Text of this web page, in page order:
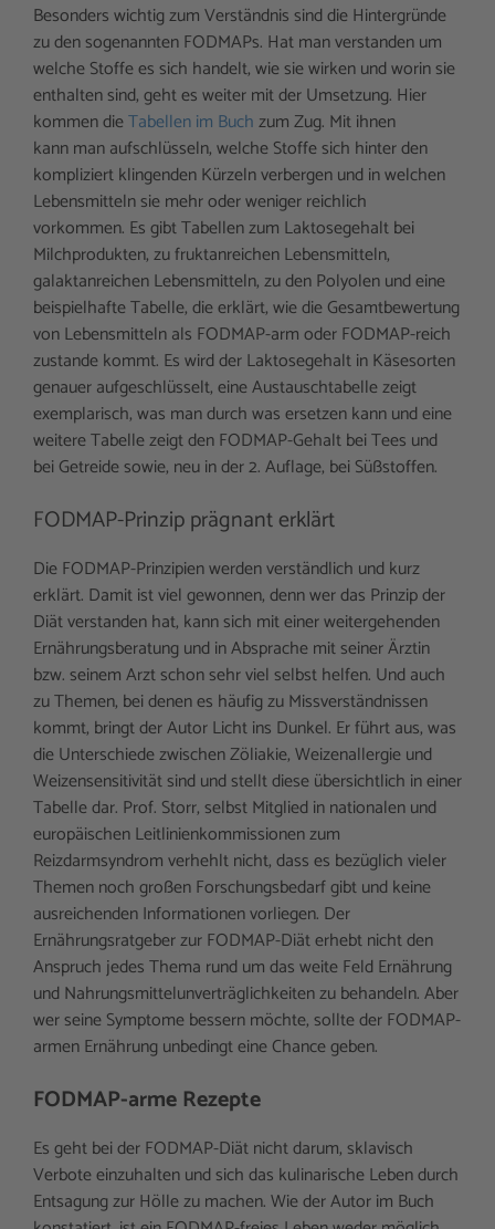
Besonders wichtig zum Verständnis sind die Hintergründe
zu den sogenannten FODMAPs. Hat man verstanden um
welche Stoffe es sich handelt, wie sie wirken und worin sie
enthalten sind, geht es weiter mit der Umsetzung. Hier
kommen dieTabellen im Buchzum Zug. Mit ihnen
kann man aufschlüsseln, welche Stoffe sich hinter den
kompliziert klingenden Kürzeln verbergen und in welchen
Lebensmitteln sie mehr oder weniger reichlich
vorkommen. Es gibt Tabellen zum Laktosegehalt bei
Milchprodukten, zu fruktanreichen Lebensmitteln,
galaktanreichen Lebensmitteln, zu den Polyolen und eine
beispielhafte Tabelle, die erklärt, wie die Gesamtbewertung
von Lebensmitteln als FODMAP-arm oder FODMAP-reich
zustande kommt. Es wird der Laktosegehalt in Käsesorten
genauer aufgeschlüsselt, eine Austauschtabelle zeigt
exemplarisch, was man durch was ersetzen kann und eine
weitere Tabelle zeigt den FODMAP-Gehalt bei Tees und
bei Getreide sowie, neu in der 2. Auflage, bei Süßstoffen.
FODMAP-Prinzip prägnant erklärt
Die FODMAP-Prinzipien werden verständlich und kurz
erklärt. Damit ist viel gewonnen, denn wer das Prinzip der
Diät verstanden hat, kann sich mit einer weitergehenden
Ernährungsberatung und in Absprache mit seiner Ärztin
bzw. seinem Arzt schon sehr viel selbst helfen. Und auch
zu Themen, bei denen es häufig zu Missverständnissen
kommt, bringt der Autor Licht ins Dunkel. Er führt aus, was
die Unterschiede zwischen Zöliakie, Weizenallergie und
Weizensensitivität sind und stellt diese übersichtlich in einer
Tabelle dar. Prof. Storr, selbst Mitglied in nationalen und
europäischen Leitlinienkommissionen zum
Reizdarmsyndrom verhehlt nicht, dass es bezüglich vieler
Themen noch großen Forschungsbedarf gibt und keine
ausreichenden Informationen vorliegen. Der
Ernährungsratgeber zur FODMAP-Diät erhebt nicht den
Anspruch jedes Thema rund um das weite Feld Ernährung
und Nahrungsmittelunverträglichkeiten zu behandeln. Aber
wer seine Symptome bessern möchte, sollte der FODMAP-
armen Ernährung unbedingt eine Chance geben.
FODMAP-arme Rezepte
Es geht bei der FODMAP-Diät nicht darum, sklavisch
Verbote einzuhalten und sich das kulinarische Leben durch
Entsagung zur Hölle zu machen. Wie der Autor im Buch